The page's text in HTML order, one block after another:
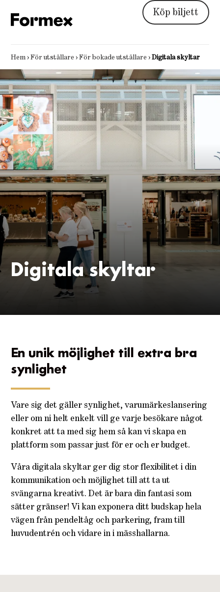
Köp biljett
Hem ›För utställare ›För bokade utställare ›Digitala skyltar
Digitala skyltar
En unik möjlighet till extra bra
synlighet
Vare sig det gäller synlighet, varumärkeslansering
eller om ni helt enkelt vill ge varje besökare något
konkret att ta med sig hem så kan vi skapa en
plattform som passar just för er och er budget.
Våra digitala skyltar ger dig stor flexibilitet i din
kommunikation och möjlighet till att ta ut
svängarna kreativt. Det är bara din fantasi som
sätter gränser! Vi kan exponera ditt budskap hela
vägen från pendeltåg och parkering, fram till
huvudentrén och vidare in i mässhallarna.